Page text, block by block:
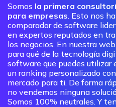
Somos la primera
para empresas. Esto nos
comparador de software
en expertos reputados en
los negocios. En nuestra
para qué de la tecnología
software que puedes utilizar
un ranking personalizado
mercado para ti. De forma
no vendemos ninguna
Somos 100% neutrales. Y